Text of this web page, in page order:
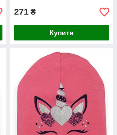
271 ₴
Купити